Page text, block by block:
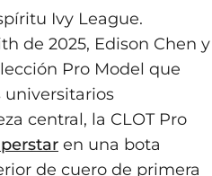
Ivy League.
de 2025, Edison Chen y
Pro Model que
universitarios
central, la CLOT Pro
en una bota
de cuero de primera